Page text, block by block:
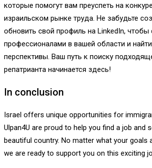
которые помогут вам преуспеть на
израильском рынке труда. Не забудьте
обновить свой профиль на LinkedIn, чтобы
профессионалами в вашей области и
перспективы. Ваш путь к поиску
репатрианта начинается здесь!
In conclusion
Israel offers unique opportunities for
Ulpan4U are proud to help you find a job and
beautiful country. No matter what your goals
we are ready to support you on this exciting